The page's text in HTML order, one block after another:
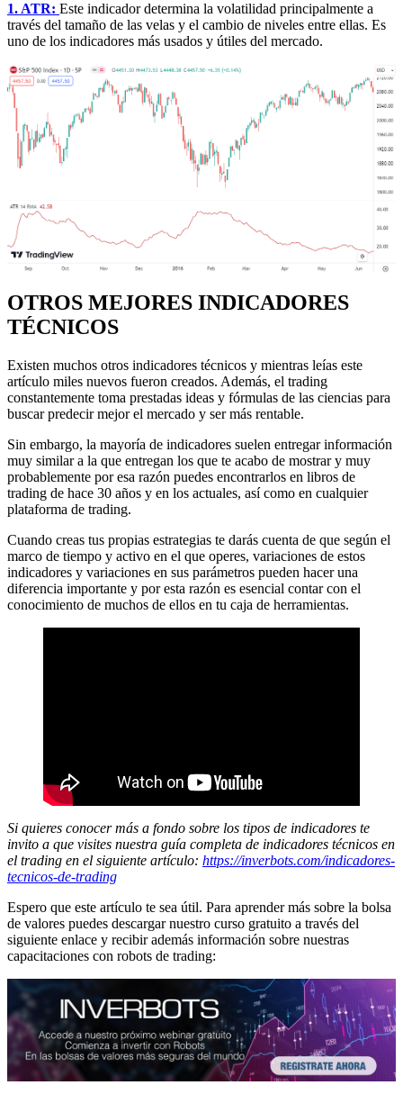
1. ATR: Este indicador determina la volatilidad principalmente a
través del tamaño de las velas y el cambio de niveles entre ellas. Es
uno de los indicadores más usados y útiles del mercado.
OTROS MEJORES INDICADORES
TÉCNICOS
Existen muchos otros indicadores técnicos y mientras leías este
artículo miles nuevos fueron creados. Además, el trading
constantemente toma prestadas ideas y fórmulas de las ciencias para
buscar predecir mejor el mercado y ser más rentable.
Sin embargo, la mayoría de indicadores suelen entregar información
muy similar a la que entregan los que te acabo de mostrar y muy
probablemente por esa razón puedes encontrarlos en libros de
trading de hace 30 años y en los actuales, así como en cualquier
plataforma de trading.
Cuando creas tus propias estrategias te darás cuenta de que según el
marco de tiempo y activo en el que operes, variaciones de estos
indicadores y variaciones en sus parámetros pueden hacer una
diferencia importante y por esta razón es esencial contar con el
conocimiento de muchos de ellos en tu caja de herramientas.
Si quieres conocer más a fondo sobre los tipos de indicadores te
invito a que visites nuestra guía completa de indicadores técnicos en
el trading en el siguiente artículo: https://inverbots.com/indicadores-
tecnicos-de-trading
Espero que este artículo te sea útil. Para aprender más sobre la bolsa
de valores puedes descargar nuestro curso gratuito a través del
siguiente enlace y recibir además información sobre nuestras
capacitaciones con robots de trading: